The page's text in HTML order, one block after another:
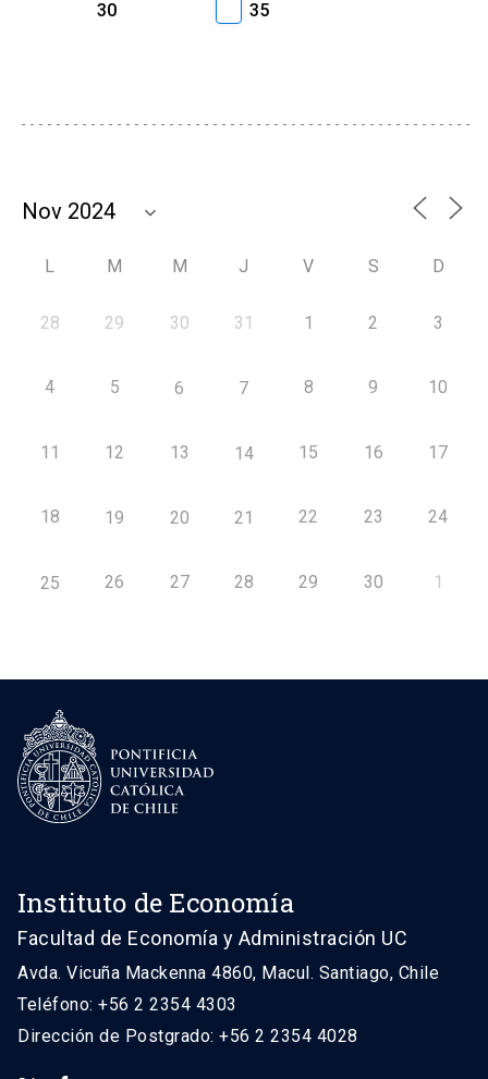
30
35
L M M J V S D
28 29 30 31 1 2 3
4 5 6 7 8 9 10
11 12 13 14 15 16 17
18 19 20 21 22 23 24
25 26 27 28 29 30 1
Instituto de Economía
Facultad de Economía y Administración UC
Avda. Vicuña Mackenna 4860, Macul. Santiago, Chile
Teléfono: +56 2 2354 4303
Dirección de Postgrado: +56 2 2354 4028